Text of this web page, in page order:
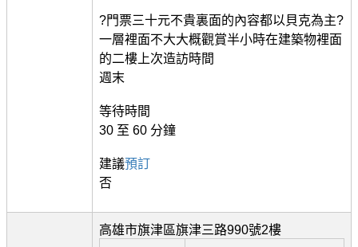
?門票三十元不貴裏面的內容都以貝克為主?
一層裡面不大大概觀賞半小時在建築物裡面
的二樓上次造訪時間
週末
等待時間
30 至 60 分鐘
建議預訂
否
高雄市旗津區旗津三路990號2樓